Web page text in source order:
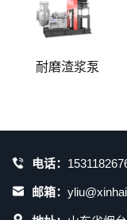
耐磨渣浆泵
电话：
邮箱：